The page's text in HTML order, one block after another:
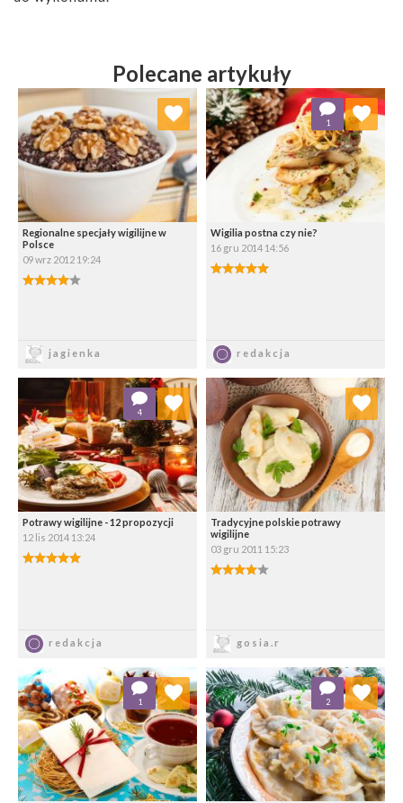
Polecane artykuły
Regionalne specjały wigilijne w
Polsce
09 wrz 2012 19:24
4.00/5
jagienka
Dodaj do ulubionych
Wybierz listę:
Wigilia postna czy nie?
16 gru 2014 14:56
5.00/5
redakcja
1
Dodaj do ulubionych
Wybierz listę:
Potrawy wigilijne - 12 propozycji
12 lis 2014 13:24
5.00/5
redakcja
4
Dodaj do ulubionych
Wybierz listę:
Tradycyjne polskie potrawy
wigilijne
03 gru 2011 15:23
4.00/5
gosia.r
Dodaj do ulubionych
Wybierz listę:
1
Dodaj do ulubionych
Wybierz listę:
2
Dodaj do ulubionych
Wybierz listę: